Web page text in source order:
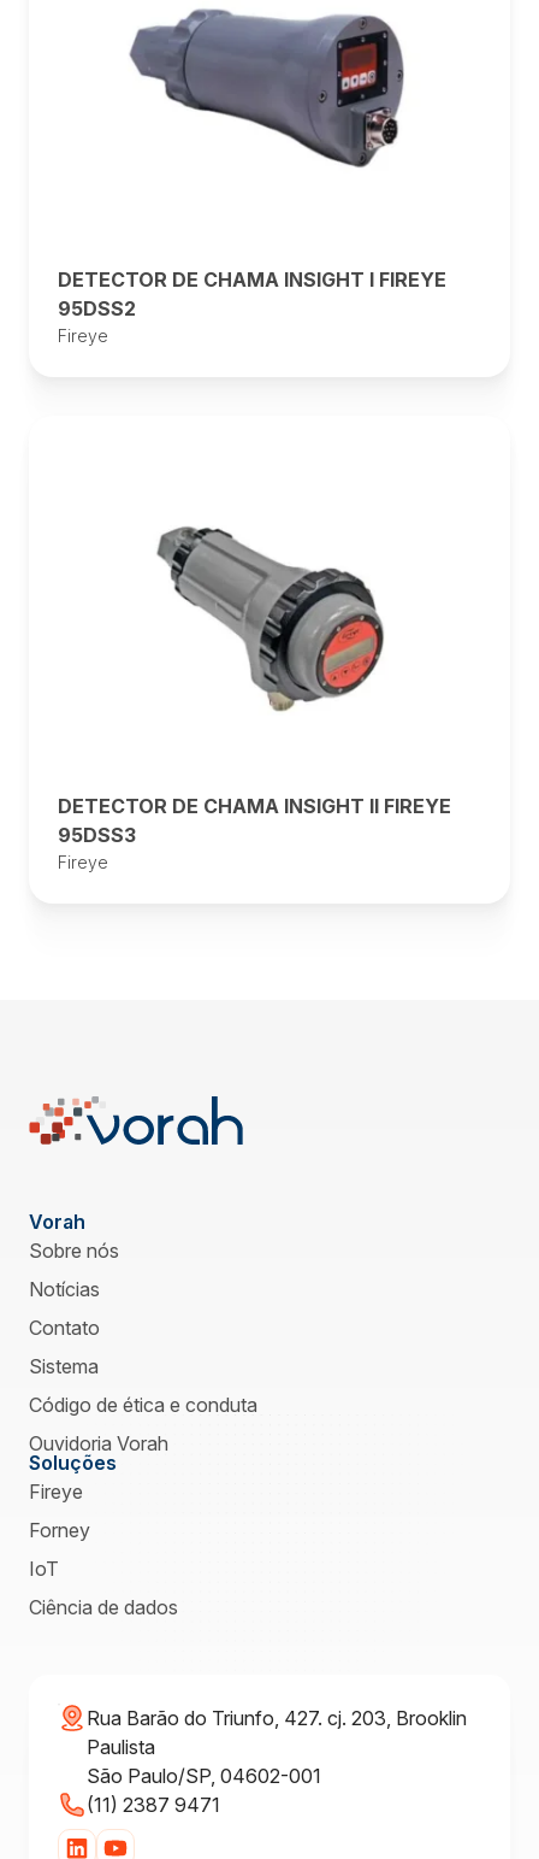
DETECTOR DE CHAMA INSIGHT I FIREYE
95DSS2
Fireye
DETECTOR DE CHAMA INSIGHT II FIREYE
95DSS3
Fireye
Vorah
Sobre nós
Notícias
Contato
Sistema
Código de ética e conduta
Ouvidoria Vorah
Soluções
Fireye
Forney
IoT
Ciência de dados
Rua Barão do Triunfo, 427. cj. 203, Brooklin
Paulista
São Paulo/SP, 04602-001
(11) 2387 9471